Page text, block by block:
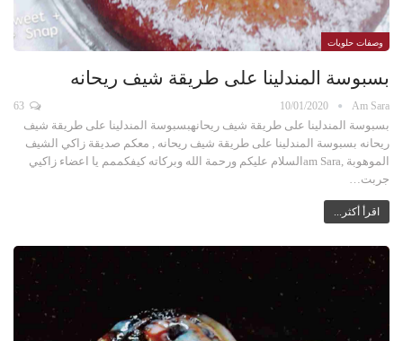
وصفات حلويات
بسبوسة المندلينا على طريقة شيف ريحانه
Am Sara
10/01/2020
بسبوسة المندلينا على طريقة شيف ريحانهبسبوسة المندلينا على طريقة شيف
ريحانه بسبوسة المندلينا على طريقة شيف ريحانه , معكم صديقة زاكي الشيف
الموهوبة ,am Saraالسلام عليكم ورحمة الله وبركاته كيفكممم يا اعضاء زاكيي
جربت…
اقرأ أكثر...